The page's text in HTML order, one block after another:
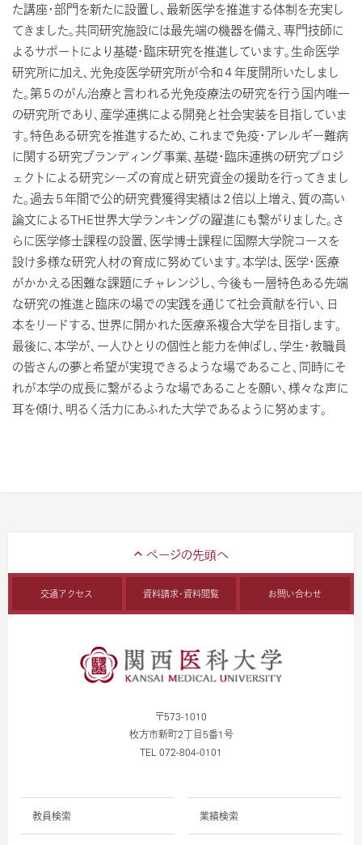
た講座・部門を新たに設置し、最新医学を推進する体制を充実し
てきました。共同研究施設には最先端の機器を備え、専門技師に
よるサポートにより基礎・臨床研究を推進しています。生命医学
研究所に加え、光免疫医学研究所が令和４年度開所いたしまし
た。第５のがん治療と言われる光免疫療法の研究を行う国内唯一
の研究所であり、産学連携による開発と社会実装を目指していま
す。特色ある研究を推進するため、これまで免疫・アレルギー難病
に関する研究ブランディング事業、基礎・臨床連携の研究プロジ
ェクトによる研究シーズの育成と研究資金の援助を行ってきまし
た。過去５年間で公的研究費獲得実績は２倍以上増え、質の高い
論文によるTHE世界大学ランキングの躍進にも繋がりました。さ
らに医学修士課程の設置、医学博士課程に国際大学院コースを
設け多様な研究人材の育成に努めています。本学は、医学・医療
がかかえる困難な課題にチャレンジし、今後も一層特色ある先端
な研究の推進と臨床の場での実践を通じて社会貢献を行い、日
本をリードする、世界に開かれた医療系複合大学を目指します。
最後に、本学が、一人ひとりの個性と能力を伸ばし、学生・教職員
の皆さんの夢と希望が実現できるような場であること、同時にそ
れが本学の成長に繋がるような場であることを願い、様々な声に
耳を傾け、明るく活力にあふれた大学であるように努めます。
交通アクセス 資料請求・資料閲覧 お問い合わせ
〒573-1010
枚方市新町2丁目5番1号
TEL 072-804-0101
教員検索 業績検索